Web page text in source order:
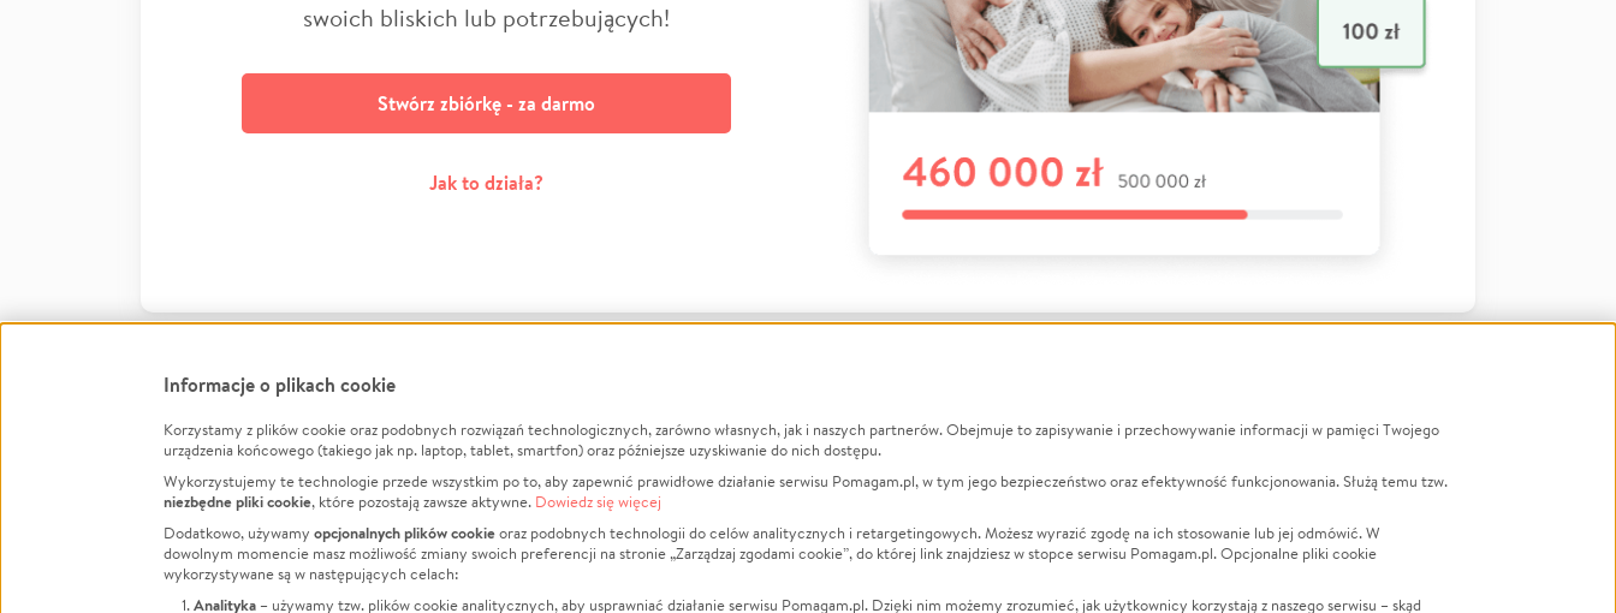
swoich bliskich lub potrzebujących!
Stwórz zbiórkę - za darmo
Jak to działa?
FacebookTwitter Instagram
LinkedInTikTok Youtube
Informacje
Jak to działa?
Regulamin
Polityka Prywatności
O nas
Opinie
Raporty
Za darmo
Zbieraj na
Leczenie
Zwierzęta
Pożar
LGBTQ+
Powódź
Wichura
Informacje o plikach cookie
Korzystamy z plików cookie oraz podobnych rozwiązań technologicznych, zarówno własnych, jak i naszych partnerów. Obejmuje to zapisywanie i przechowywanie informacji w pamięci Twojego
urządzenia końcowego (takiego jak np. laptop, tablet, smartfon) oraz późniejsze uzyskiwanie do nich dostępu.
Wykorzystujemy te technologie przede wszystkim po to, aby zapewnić prawidłowe działanie serwisu Pomagam.pl, w tym jego bezpieczeństwo oraz efektywność funkcjonowania. Służą temu tzw.
niezbędne pliki cookie, które pozostają zawsze aktywne. Dowiedz się więcej
Dodatkowo, używamy opcjonalnych plików cookieoraz podobnych technologii do celów analitycznych i retargetingowych. Możesz wyrazić zgodę na ich stosowanie lub jej odmówić. W
dowolnym momencie masz możliwość zmiany swoich preferencji na stronie „Zarządzaj zgodami cookie”, do której link znajdziesz w stopce serwisu Pomagam.pl. Opcjonalne pliki cookie
wykorzystywane są w następujących celach:
Analityka – używamy tzw. plików cookie analitycznych, aby usprawniać działanie serwisu Pomagam.pl. Dzięki nim możemy zrozumieć, jak użytkownicy korzystają z naszego serwisu – skąd